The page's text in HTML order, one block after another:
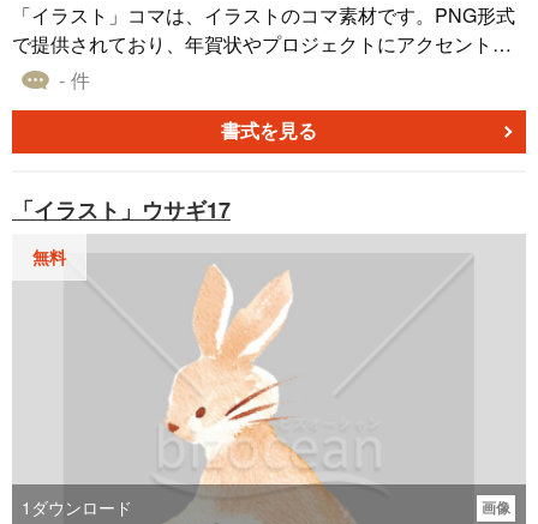
「イラスト」コマは、イラストのコマ素材です。PNG形式
で提供されており、年賀状やプロジェクトにアクセントを
加えるのに最適です。 「イラスト」コマは、オリジナルな
マのイラストが収録されており、ワードやデザインソフト
で簡単に使用できます。無料でダウンロード可能ですの
しょう。
- 件
書式を見る
「イラスト」ウサギ17
無料
1 ダウンロード 画像